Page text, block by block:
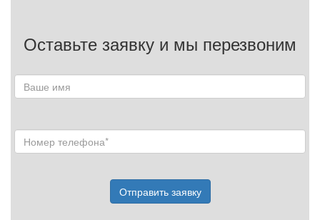
Оставьте заявку и мы перезвоним
Отправить заявку